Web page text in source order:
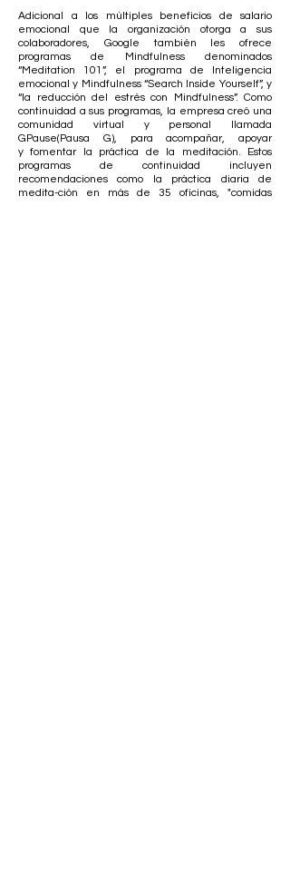
Adicional a los múltiples beneficios de salario
emocional que la organización otorga a sus
colaboradores, Google también les ofrece
programas de Mindfulness denominados
“Meditation 101”, el programa de Inteligencia
emocional y Mindfulness “Search Inside Yourself”, y
“la reducción del estrés con Mindfulness”. Como
continuidad a sus programas, la empresa creó una
comunidad virtual y personal llamada
GPause(Pausa G), para acompañar, apoyar
y fomentar la práctica de la meditación. Estos
programas de continuidad incluyen
recomendaciones como la práctica diaria de
medita-ción en más de 35 oficinas, "comidas